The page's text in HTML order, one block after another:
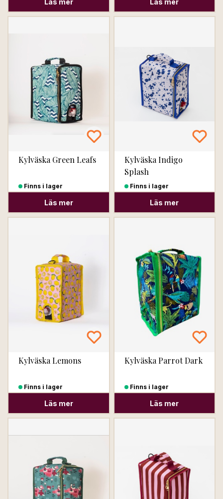
Kylväska Green Leafs
Finns i lager
Läs mer
Kylväska Indigo
Splash
Finns i lager
Läs mer
Kylväska Lemons
Finns i lager
Läs mer
Kylväska Parrot Dark
Finns i lager
Läs mer